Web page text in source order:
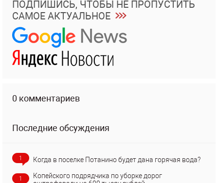
ПОДПИШИСЬ, ЧТОБЫ НЕ ПРОПУСТИТЬ
САМОЕ АКТУАЛЬНОЕ
0 комментариев
Последние обсуждения
1 Когда в поселке Потанино будет дана горячая вода?
1
Копейского подрядчика по уборке дорог